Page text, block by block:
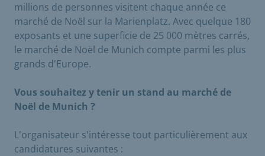
millions de personnes visitent chaque année ce
marché de Noël sur la Marienplatz. Avec quelque 180
exposants et une superficie de 25 000 mètres carrés,
le marché de Noël de Munich compte parmi les plus
grands d'Europe.
Vous souhaitez y tenir un stand au marché de
Noël de Munich ?
L'organisateur s'intéresse tout particulièrement aux
candidatures suivantes :